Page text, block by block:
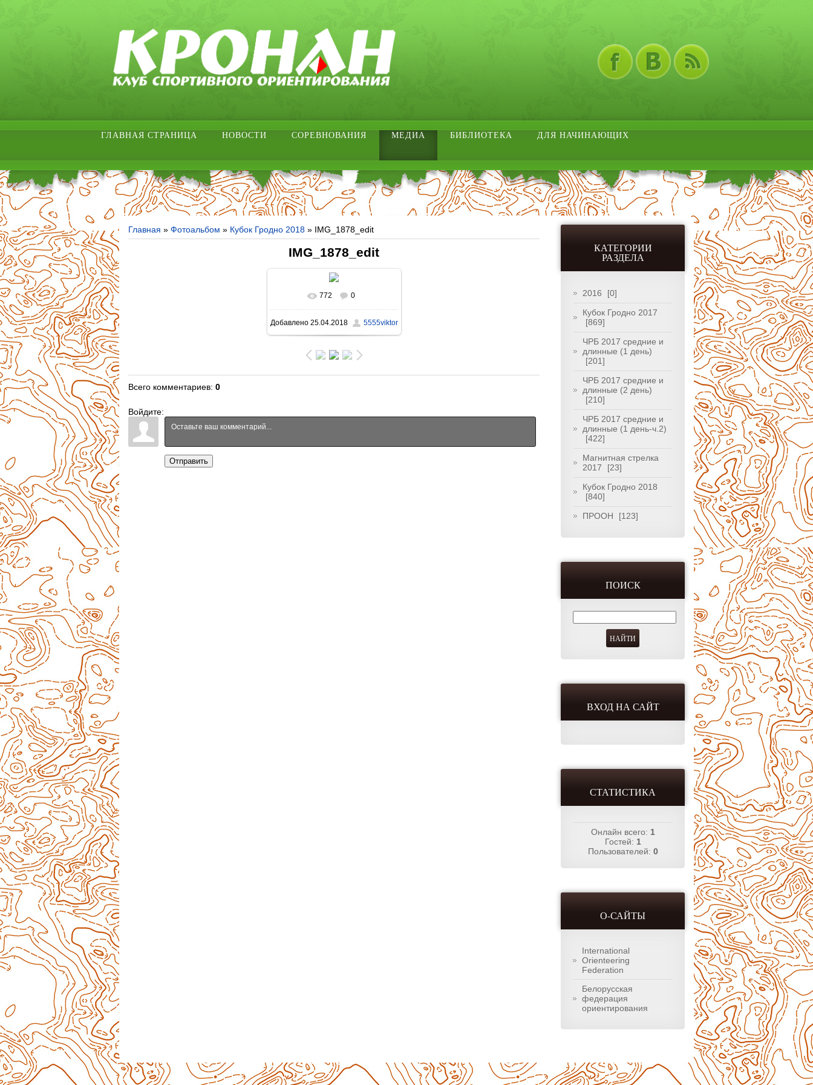
ГЛАВНАЯ СТРАНИЦА НОВОСТИ СОРЕВНОВАНИЯ МЕДИА БИБЛИОТЕКА ДЛЯ НАЧИНАЮЩИХ
Главная » Фотоальбом » Кубок Гродно 2018 » IMG_1878_edit
IMG_1878_edit
В реальном размере
1143x1137/ 1165.1Kb
772 0
Добавлено25.04.2018 5555viktor
Всего комментариев: 0
Войдите:
Отправить
КАТЕГОРИИ
РАЗДЕЛА
2016
[0]
Кубок Гродно 2017
[869]
ЧРБ 2017 средние и
длинные (1 день)
[201]
ЧРБ 2017 средние и
длинные (2 день)
[210]
ЧРБ 2017 средние и
длинные (1 день-ч.2)
[422]
Магнитная стрелка
2017
[23]
Кубок Гродно 2018
[840]
ПРООН
[123]
ПОИСК
ВХОД НА САЙТ
СТАТИСТИКА
Онлайн всего: 1
Гостей: 1
Пользователей: 0
О-САЙТЫ
International
Orienteering
Federation
Белорусская
федерация
ориентирования